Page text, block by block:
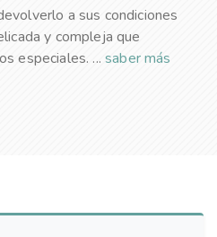
a sus condiciones
y compleja que
especiales. ...saber más